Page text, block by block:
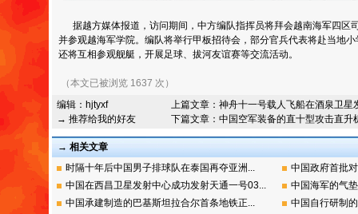
据越方媒体报道，访问期间，中方编队指挥员将拜会越南海军四区
并参观越海军学院。编队将举行甲板招待会，部分官兵代表将赴当地
还将互相参观舰艇，开展足球、拔河友谊赛等交流活动。
（本文已被浏览 1637 次）
编辑： hjtyxf
→ 推荐给我的好友
上篇文章： 神舟十一号载人飞船在酒泉卫星
下篇文章： 中国空军装备的直十型攻击直升
→ 相关文章
时隔十年后中国男子排球队在泰国再夺亚洲...
中国政府首批
中国在西昌卫星发射中心成功发射天通一号03...
中国海军的气
中国承建制造的巴基斯坦拉合尔首条地铁正...
中国自行研制